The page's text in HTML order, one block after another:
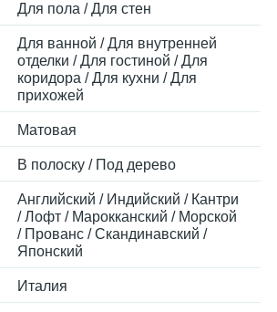
Для пола / Для стен
Для ванной / Для внутренней
отделки / Для гостиной / Для
коридора / Для кухни / Для
прихожей
Матовая
В полоску / Под дерево
Английский / Индийский / Кантри
/ Лофт / Марокканский / Морской
/ Прованс / Скандинавский /
Японский
Италия